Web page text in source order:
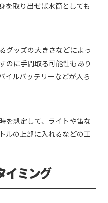
を取り出せば水筒としても
グッズの大きさなどによっ
のに手間取る可能性もあり
イルバッテリーなどが入ら
を想定して、ライトや笛な
ルの上部に入れるなどの工
イミング